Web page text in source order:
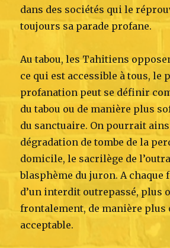
dans des sociétés qui le
toujours sa parade profane.
Au tabou, les Tahitiens
ce qui est accessible à tous, le
profanation peut se définir
du tabou ou de manière plus
du sanctuaire. On pourrait
dégradation de tombe de la
domicile, le sacrilège de
blasphème du juron. A chaque
d’un interdit outrepassé, plus
frontalement, de manière plus
acceptable.